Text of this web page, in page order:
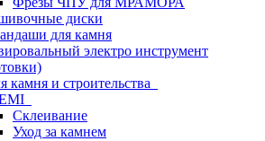
диски
для камня
электро инструмент
камня и строительства
Склеивание
Уход за камнем